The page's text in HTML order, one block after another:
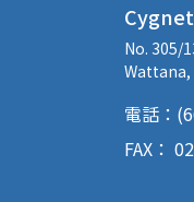
No. 305/
電話：
FAX：